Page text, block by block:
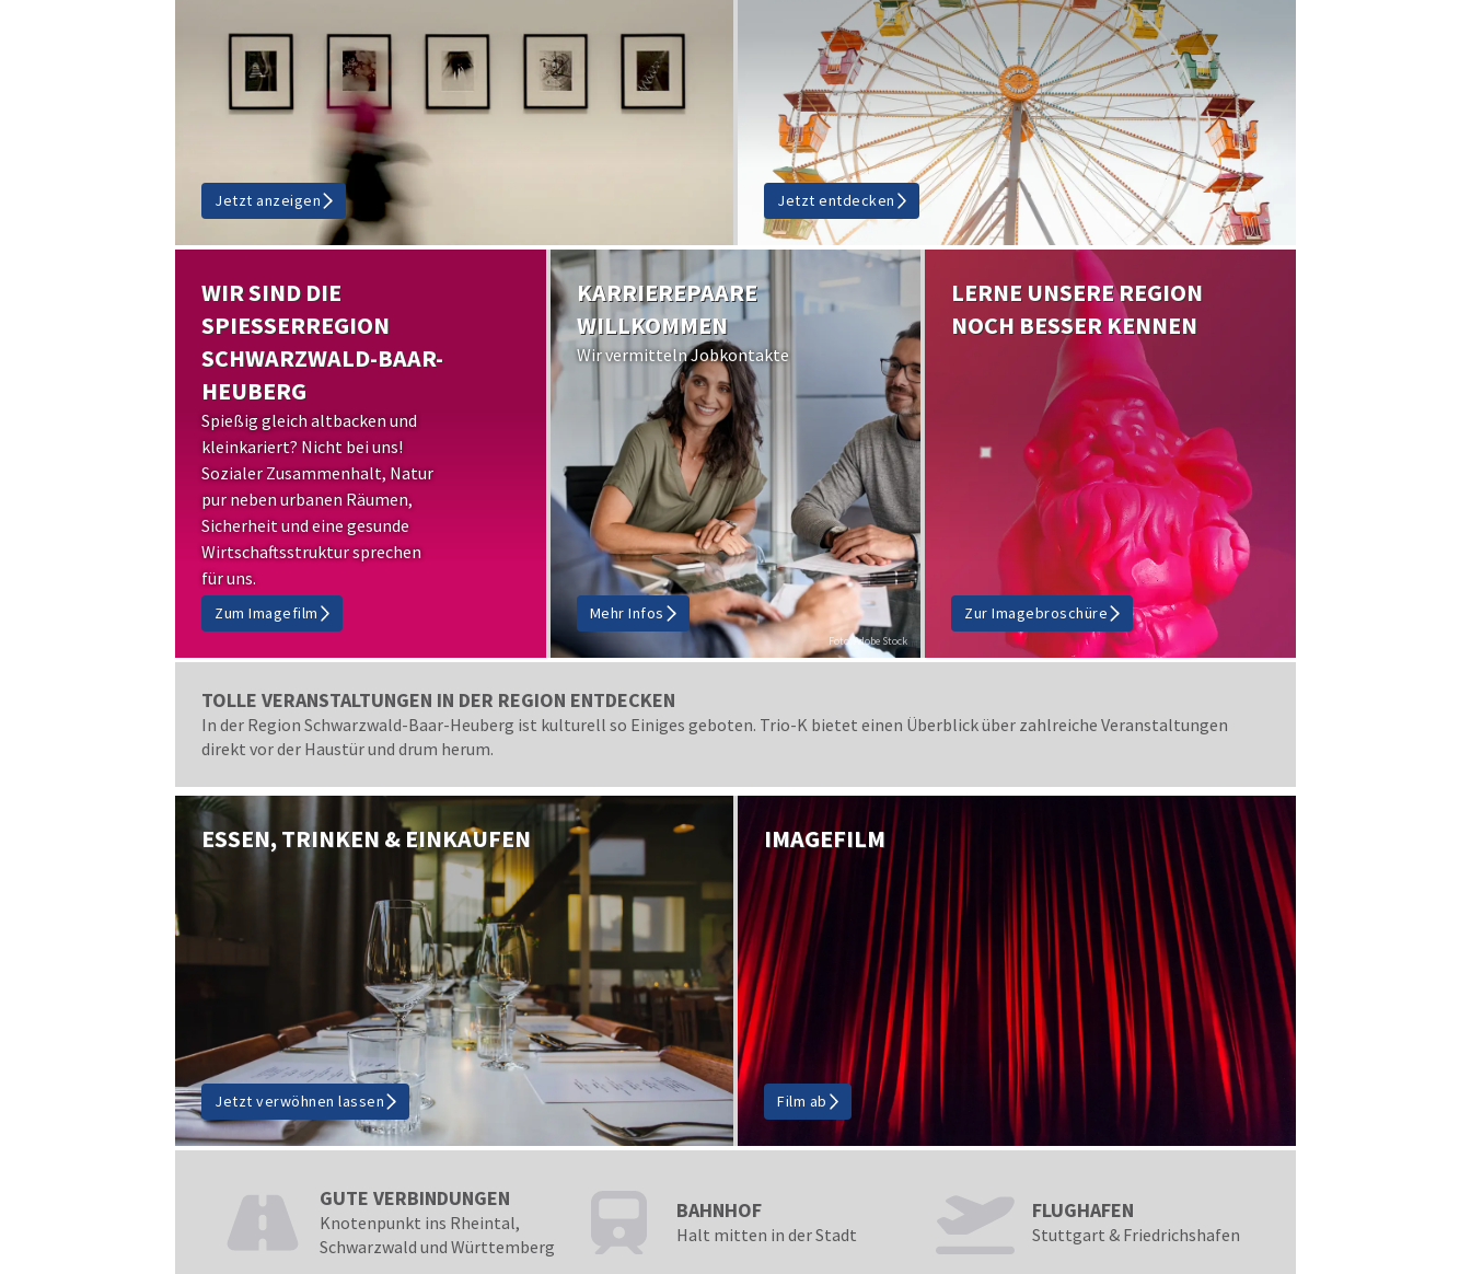
Jetzt anzeigen Jetzt entdecken
WIR SIND DIE
SPIESSERREGION S
CHWARZWALD-BAAR-H
EUBERG
Spießig gleich altbacken und
kleinkariert? Nicht bei uns!
Sozialer Zusammenhalt, Natur
pur neben urbanen Räumen,
Sicherheit und eine gesunde
Wirtschaftsstruktur sprechen
für uns.
Zum Imagefilm
KARRIEREPAARE
WILLKOMMEN
Wir vermitteln Jobkontakte
Mehr Infos
Foto: Adobe Stock
LERNE UNSERE REGION
NOCH BESSER KENNEN
Zur Imagebroschüre
TOLLE VERANSTALTUNGEN IN DER REGION ENTDECKEN
In der Region Schwarzwald-Baar-Heuberg ist kulturell so Einiges geboten. Trio-K bietet einen Überblick über zahlreiche Veranstaltungen
direkt vor der Haustür und drum herum.
Museen/Galerien Feste/Festivals Veranstaltungen
ESSEN, TRINKEN & EINKAUFEN
Jetzt verwöhnen lassen
IMAGEFILM
Film ab
GUTE VERBINDUNGEN
Knotenpunkt ins Rheintal,
Schwarzwald und Württemberg
BAHNHOF
Halt mitten in der Stadt
FLUGHAFEN
Stuttgart & Friedrichshafen